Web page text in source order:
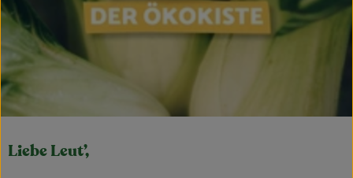
Obst & Gemüse
Kühltheke
Getränke
Liebe Leut’,